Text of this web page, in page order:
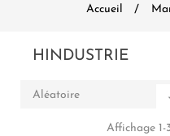
Accueil
HINDUSTRIE
Aléatoire
Affichage 1-